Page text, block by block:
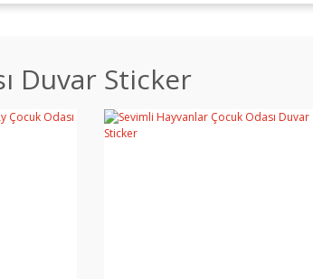
Duvar Sticker